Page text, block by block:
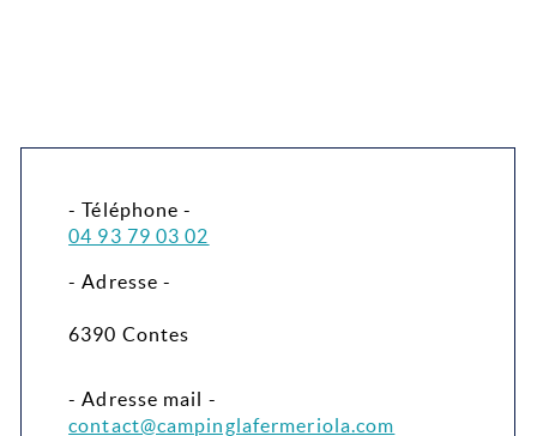
- Téléphone -
04 93 79 03 02
- Adresse -
6390 Contes
- Adresse mail -
contact@campinglafermeriola.com